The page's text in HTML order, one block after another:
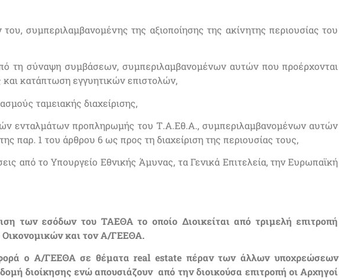
συμπεριλαμβανομένης της αξιοποίησης της ακίνητης περιουσίας του
τη σύναψη συμβάσεων, συμπεριλαμβανομένων αυτών που προέρχονται
κατάπτωση εγγυητικών επιστολών,
ταμειακής διαχείρισης,
ενταλμάτων προπληρωμής του Τ.Α.Εθ.Α., συμπεριλαμβανομένων αυτών
παρ. 1 του άρθρου 6 ως προς τη διαχείριση της περιουσίας τους,
από το Υπουργείο Εθνικής Άμυνας, τα Γενικά Επιτελεία, την Ευρωπαϊκή
των εσόδων του ΤΑΕΘΑ το οποίο Διοικείται από τριμελή επιτροπή
και τον Α/ΓΕΕΘΑ.
ο Α/ΓΕΕΘΑ σε θέματαreal estate πέραν των άλλων υποχρεώσεων
διοίκησης ενώ απουσιάζουν από την διοικούσα επιτροπή οι Αρχηγοί